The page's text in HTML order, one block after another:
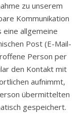
zu unserem
Kommunikation
eine allgemeine
Post (E-Mail-
Person per
den Kontakt mit
aufnimmt,
übermittelten
gespeichert.